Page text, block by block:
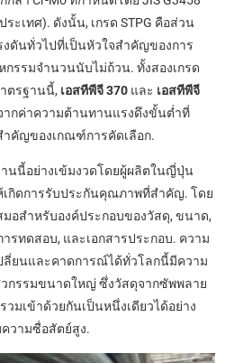
ระเทศ). ดังนั้น, เกรด STPG คือส่วน
ดันทั่วไปที่เป็นหัวใจสำคัญของการ
กรรมจำนวนนับไม่ถ้วน. ทั้งสองเกรด
ตรฐานนี้, เอสทีพีจี 370 และ เอสทีพีจี
ากค่าความต้านทานแรงดึงขั้นต่ำที่
ำคัญของเกณฑ์การคัดเลือก.
นนี้อย่างเข้มงวดโดยผู้ผลิตในญี่ปุ่น
เกิดการรับประกันคุณภาพที่สำคัญ. โดย
อสำหรับองค์ประกอบของวัสดุ, ขนาด,
รทดสอบ, และเอกสารประกอบ. ความ
ลี่ยนและคาดการณ์ได้ทั่วโลกนี้มีความ
กรรมขนาดใหญ่ ซึ่งวัสดุจากซัพพลาย
วมเข้าด้วยกันเป็นหนึ่งเดียวได้อย่าง
ความซื่อสัตย์สูง.